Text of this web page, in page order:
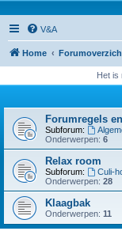
V&A
Home
Het is
Forumregels
Subforum:
Onderwerpen: 6
Relax room
Subforum:
Culi-
Onderwerpen: 28
Klaagbak
Onderwerpen: 11